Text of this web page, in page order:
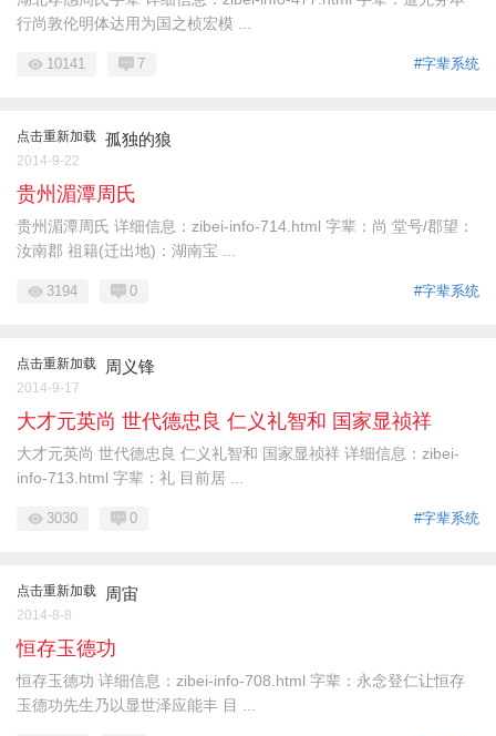
行尚敦伦明体达用为国之桢宏模 ...
#字辈系统
10141 7
点击重新加载 孤独的狼
2014-9-22
贵州湄潭周氏
贵州湄潭周氏 详细信息：zibei-info-714.html 字辈：尚 堂号/郡望：
汝南郡 祖籍(迁出地)：湖南宝 ...
#字辈系统
3194 0
点击重新加载 周义锋
2014-9-17
大才元英尚 世代德忠良 仁义礼智和 国家显祯祥
大才元英尚 世代德忠良 仁义礼智和 国家显祯祥 详细信息：zibei-
info-713.html 字辈：礼 目前居 ...
#字辈系统
3030 0
点击重新加载 周宙
2014-8-8
恒存玉德功
恒存玉德功 详细信息：zibei-info-708.html 字辈：永念登仁让恒存
玉德功先生乃以显世泽应能丰 目 ...